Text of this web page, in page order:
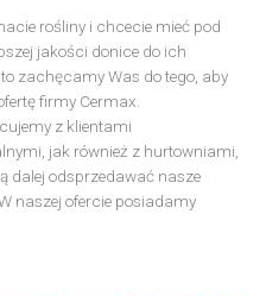
rośliny i chcecie mieć pod
jakości donice do ich
zachęcamy Was do tego, aby
firmy Cermax.
z klientami
jak również z hurtowniami,
dalej odsprzedawać nasze
naszej ofercie posiadamy